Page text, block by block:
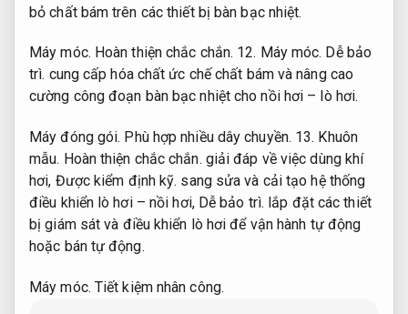
bỏ chất bám trên các thiết bị bàn bạc nhiệt.
Máy móc. Hoàn thiện chắc chắn. 12. Máy móc. Dễ bảo
trì. cung cấp hóa chất ức chế chất bám và nâng cao
cường công đoạn bàn bạc nhiệt cho nồi hơi – lò hơi.
Máy đóng gói. Phù hợp nhiều dây chuyền. 13. Khuôn
mẫu. Hoàn thiện chắc chắn. giải đáp về việc dùng khí
hơi, Được kiểm định kỹ. sang sửa và cải tạo hệ thống
điều khiển lò hơi – nồi hơi, Dễ bảo trì. lắp đặt các thiết
bị giám sát và điều khiển lò hơi để vận hành tự động
hoặc bán tự động.
Máy móc. Tiết kiệm nhân công.